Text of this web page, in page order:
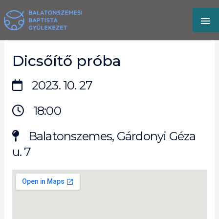
to
content
Dicsőítő próba
2023. 10. 27
18:00
Balatonszemes, Gárdonyi Géza
u. 7